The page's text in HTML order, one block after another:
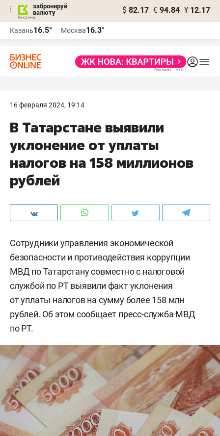
забронируй
валюту
$ 82.17 € 94.84 ¥ 12.17
Казань16.5° Москва16.3°
16 февраля 2024, 19:14
В Татарстане выявили
уклонение от уплаты
налогов на 158 миллионов
рублей
Сотрудники управления экономической
безопасности и противодействия коррупции
МВД по Татарстану совместно с налоговой
службой по РТ выявили факт уклонения
от уплаты налогов на сумму более 158 млн
рублей. Об этом сообщает пресс-служба МВД
по РТ.